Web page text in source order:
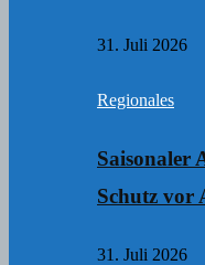
31. Juli 2026
Regionales
Saisonaler
Schutz vor
31. Juli 2026